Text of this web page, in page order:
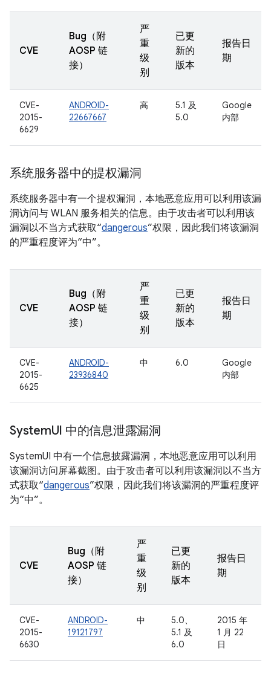
CVE
Bug（附
AOSP 链
接）
严
重
级
别
已更
新的
版本
报告日
期
CVE-
2015-
6629
ANDROID-
22667667
高
5.1 及
5.0
Google
内部
系统服务器中的提权漏洞
系统服务器中有一个提权漏洞，本地恶意应用可以利用该漏
洞访问与 WLAN 服务相关的信息。由于攻击者可以利用该
漏洞以不当方式获取“dangerous”权限，因此我们将该漏洞
的严重程度评为“中”。
CVE
Bug（附
AOSP 链
接）
严
重
级
别
已更
新的
版本
报告日
期
CVE-
2015-
6625
ANDROID-
23936840
中 6.0
Google
内部
SystemUI 中的信息泄露漏洞
SystemUI 中有一个信息披露漏洞，本地恶意应用可以利用
该漏洞访问屏幕截图。由于攻击者可以利用该漏洞以不当方
式获取“dangerous”权限，因此我们将该漏洞的严重程度评
为“中”。
CVE
Bug（附
AOSP 链
接）
严
重
级
别
已更
新的
版本
报告日
期
CVE-
2015-
6630
ANDROID-
19121797
中
5.0、
5.1 及
6.0
2015 年
1 月 22
日